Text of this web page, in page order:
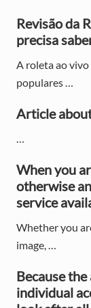
r
y
S
i
d
e
b
a
r
Revisão da
precisa
A roleta ao vivo
populares …
Article
…
When you
otherwise
service
Whether you
image, …
Because
individual